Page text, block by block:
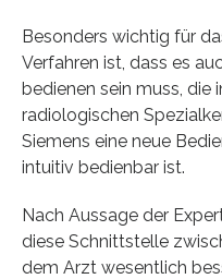
Besonders wichtig für
Verfahren ist, dass es
bedienen sein muss, die
radiologischen
Siemens eine neue
intuitiv bedienbar ist.
Nach Aussage der
diese Schnittstelle
dem Arzt wesentlich